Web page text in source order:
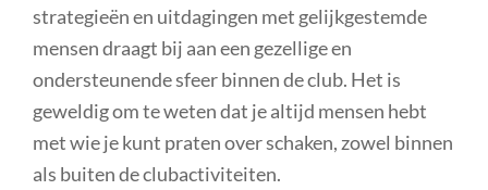
strategieën en uitdagingen met gelijkgestemde
mensen draagt bij aan een gezellige en
ondersteunende sfeer binnen de club. Het is
geweldig om te weten dat je altijd mensen hebt
met wie je kunt praten over schaken, zowel binnen
als buiten de clubactiviteiten.